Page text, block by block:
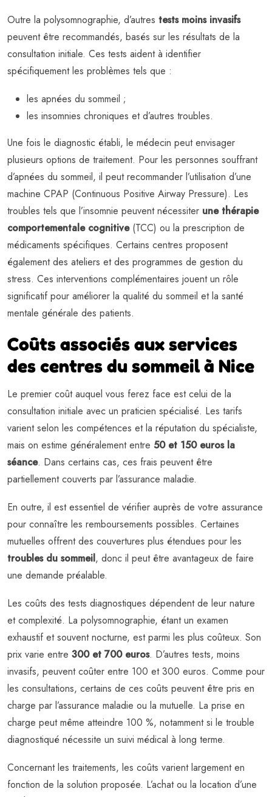
Outre la polysomnographie, d’autres tests moins invasifs
peuvent être recommandés, basés sur les résultats de la
consultation initiale. Ces tests aident à identifier
spécifiquement les problèmes tels que :
les apnées du sommeil ;
les insomnies chroniques et d’autres troubles.
Une fois le diagnostic établi, le médecin peut envisager
plusieurs options de traitement. Pour les personnes souffrant
d’apnées du sommeil, il peut recommander l’utilisation d’une
machine CPAP (Continuous Positive Airway Pressure). Les
troubles tels que l’insomnie peuvent nécessiter une thérapie
comportementale cognitive(TCC) ou la prescription de
médicaments spécifiques. Certains centres proposent
également des ateliers et des programmes de gestion du
stress. Ces interventions complémentaires jouent un rôle
significatif pour améliorer la qualité du sommeil et la santé
mentale générale des patients.
Coûts associés aux services
des centres du sommeil à Nice
Le premier coût auquel vous ferez face est celui de la
consultation initiale avec un praticien spécialisé. Les tarifs
varient selon les compétences et la réputation du spécialiste,
mais on estime généralement entre 50 et 150 euros la
séance. Dans certains cas, ces frais peuvent être
partiellement couverts par l’assurance maladie.
En outre, il est essentiel de vérifier auprès de votre assurance
pour connaître les remboursements possibles. Certaines
mutuelles offrent des couvertures plus étendues pour les
troubles du sommeil, donc il peut être avantageux de faire
une demande préalable.
Les coûts des tests diagnostiques dépendent de leur nature
et complexité. La polysomnographie, étant un examen
exhaustif et souvent nocturne, est parmi les plus coûteux. Son
prix varie entre 300 et 700 euros. D’autres tests, moins
invasifs, peuvent coûter entre 100 et 300 euros. Comme pour
les consultations, certains de ces coûts peuvent être pris en
charge par l’assurance maladie ou la mutuelle. La prise en
charge peut même atteindre 100 %, notamment si le trouble
diagnostiqué nécessite un suivi médical à long terme.
Concernant les traitements, les coûts varient largement en
fonction de la solution proposée. L’achat ou la location d’une